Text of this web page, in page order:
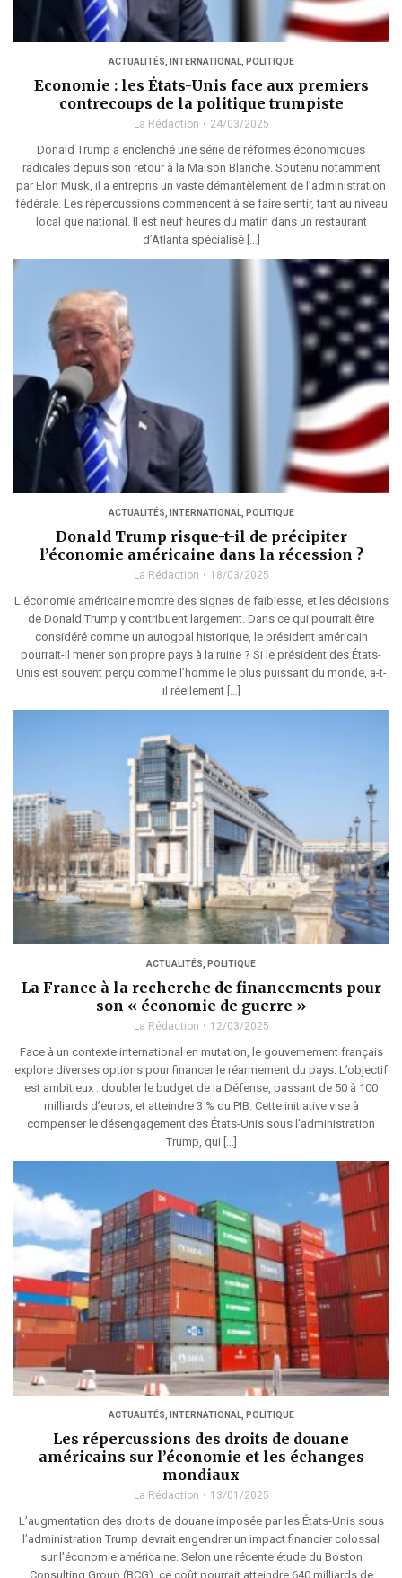
ACTUALITÉS INTERNATIONAL, POLITIQUE
Economie : les États-Unis face aux premiers
contrecoups de la politique trumpiste
La Rédaction 24/03/2025
Donald Trump a enclenché une série de réformes économiques
radicales depuis son retour à la Maison Blanche. Soutenu notamment
par Elon Musk, il a entrepris un vaste démantèlement de l’administration
fédérale. Les répercussions commencent à se faire sentir, tant au niveau
local que national. Il est neuf heures du matin dans un restaurant
d’Atlanta spécialisé […]
ACTUALITÉS INTERNATIONAL, POLITIQUE
Donald Trump risque-t-il de précipiter
l’économie américaine dans la récession ?
La Rédaction 18/03/2025
L’économie américaine montre des signes de faiblesse, et les décisions
de Donald Trump y contribuent largement. Dans ce qui pourrait être
considéré comme un autogoal historique, le président américain
pourrait-il mener son propre pays à la ruine ? Si le président des États-
Unis est souvent perçu comme l’homme le plus puissant du monde, a-t-
il réellement […]
ACTUALITÉS POLITIQUE
La France à la recherche de financements pour
son « économie de guerre »
La Rédaction 12/03/2025
Face à un contexte international en mutation, le gouvernement français
explore diverses options pour financer le réarmement du pays. L’objectif
est ambitieux : doubler le budget de la Défense, passant de 50 à 100
milliards d’euros, et atteindre 3 % du PIB. Cette initiative vise à
compenser le désengagement des États-Unis sous l’administration
Trump, qui […]
ACTUALITÉS, INTERNATIONAL, POLITIQUE
Les répercussions des droits de douane
américains sur l’économie et les échanges
mondiaux
La Rédaction 13/01/2025
L’augmentation des droits de douane imposée par les États-Unis sous
l’administration Trump devrait engendrer un impact financier colossal
sur l’économie américaine. Selon une récente étude du Boston
Consulting Group (BCG), ce coût pourrait atteindre 640 milliards de